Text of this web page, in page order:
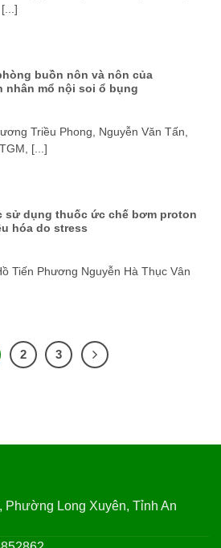
buồn nôn và nôn của
nhân mổ nội soi ổ bụng
Triều Phong, Nguyễn Văn Tấn,
[...]
sử dụng thuốc ức chế bơm proton
hóa do stress
Tiến Phương Nguyễn Hà Thục Vân
2 3
Phường Long Xuyên, Tỉnh An